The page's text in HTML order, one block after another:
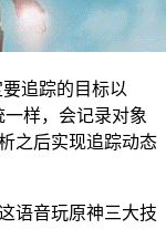
追踪的目标以
一样，会记录对象
之后实现追踪动态
语音玩原神三大技